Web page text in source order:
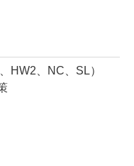
HW2、NC、SL）